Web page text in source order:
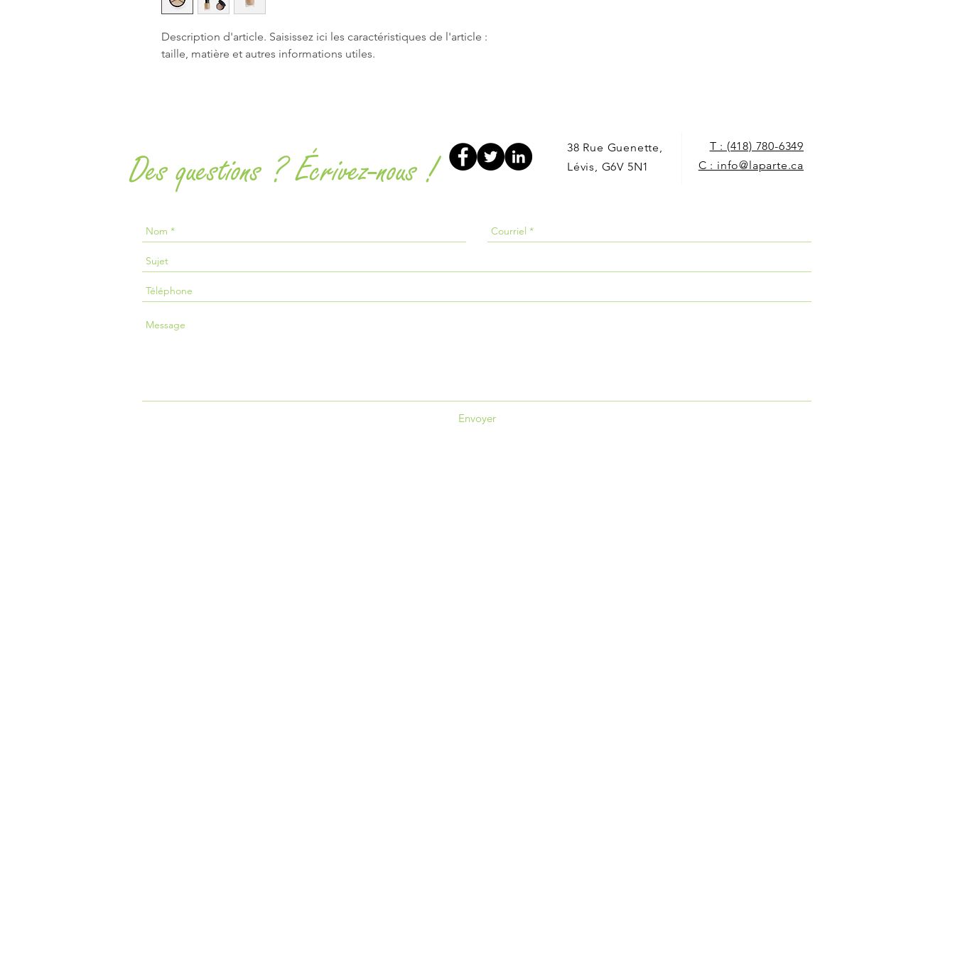
Description d'article. Saisissez ici les caractéristiques de l'article :
taille, matière et autres informations utiles.
Des questions ? Écrivez-nous !
38 Rue Guenette,
Lévis, G6V 5N1
T : (418) 780-6349
C : info@laparte.ca
Envoyer